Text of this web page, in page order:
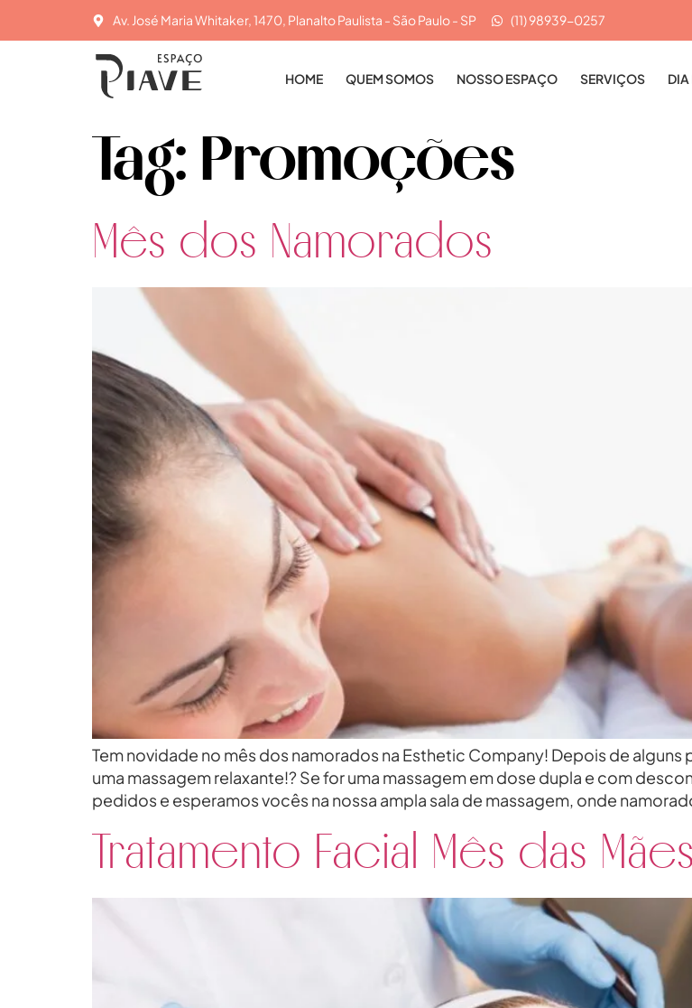
Av. José Maria Whitaker, 1470, Planalto Paulista - São Paulo - SP (11) 98939-0257
HOME QUEM SOMOS NOSSO ESPAÇO SERVIÇOS
Tag: Promoções
Mês dos Namorados
Tem novidade no mês dos namorados na Esthetic Company! Depois de
uma massagem relaxante!? Se for uma massagem em dose dupla e com
pedidos e esperamos vocês na nossa ampla sala de massagem, onde
Tratamento Facial Mês das Mães